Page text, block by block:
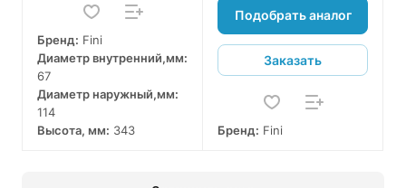
Бренд: Fini
Диаметр внутренний,мм:
67
Диаметр наружный,мм:
114
Высота, мм: 343
Подобрать аналог
Заказать
Бренд: Fini